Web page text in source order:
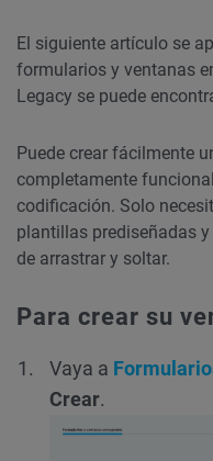
El siguiente artículo se
formularios y ventanas
Legacy se puede
Puede crear fácilmente
completamente
codificación. Solo
plantillas prediseñadas
de arrastrar y soltar.
Para crear su
Vaya a
Crear.